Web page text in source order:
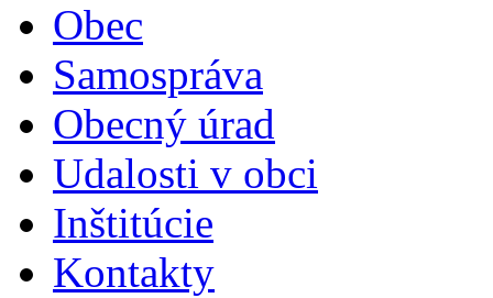
Obec
Samospráva
Obecný úrad
Udalosti v obci
Inštitúcie
Kontakty